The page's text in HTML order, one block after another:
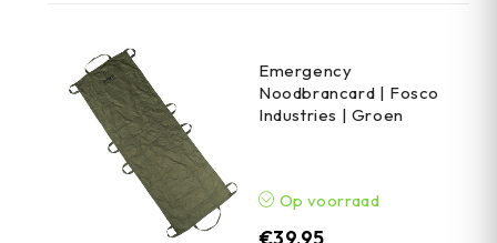
Emergency
Noodbrancard | Fosco
Industries | Groen
Op voorraad